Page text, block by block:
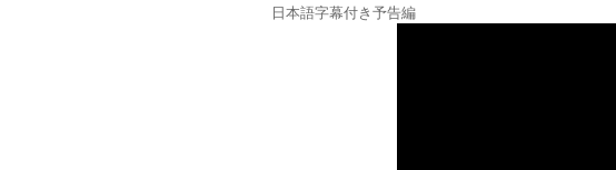
日本語字幕付き予告編